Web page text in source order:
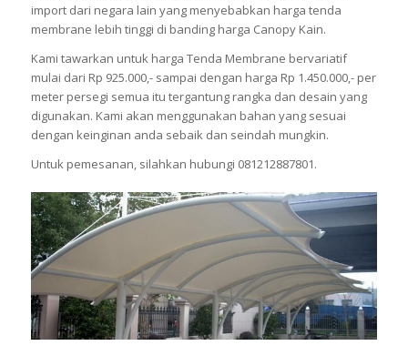
import dari negara lain yang menyebabkan harga tenda
membrane lebih tinggi di banding harga Canopy Kain.
Kami tawarkan untuk harga Tenda Membrane bervariatif
mulai dari Rp 925.000,- sampai dengan harga Rp 1.450.000,- per
meter persegi semua itu tergantung rangka dan desain yang
digunakan. Kami akan menggunakan bahan yang sesuai
dengan keinginan anda sebaik dan seindah mungkin.
Untuk pemesanan, silahkan hubungi 081212887801.